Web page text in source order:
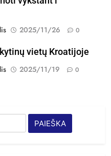
2025/11/26 0
vietų Kroatijoje
2025/11/19 0